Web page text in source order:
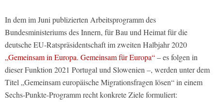
In dem im Juni publizierten Arbeitsprogramm des
Bundesministeriums des Innern, für Bau und Heimat für die
deutsche EU-Ratspräsidentschaft im zweiten Halbjahr 2020
„Gemeinsam in Europa. Gemeinsam für Europa“– es folgen in
dieser Funktion 2021 Portugal und Slowenien –, werden unter dem
Titel „Gemeinsam europäische Migrationsfragen lösen“ in einem
Sechs-Punkte-Programm recht konkrete Ziele formuliert: